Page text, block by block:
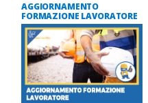
AGGIORNAMENTO
FORMAZIONE LAVORATORE